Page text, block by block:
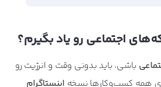
اجتماعی رو یاد بگیرم؟
باشی، باید بدونی وقت و انرژیت رو
همه کسب‌و‌کارها نسخه اینستاگرام